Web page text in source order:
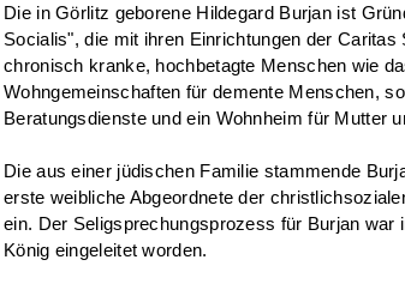
Die in Görlitz geborene Hildegard Burjan ist
Socialis", die mit ihren Einrichtungen der
chronisch kranke, hochbetagte Menschen wie
Wohngemeinschaften für demente Menschen,
Beratungsdienste und ein Wohnheim für Mutter
Die aus einer jüdischen Familie stammende
erste weibliche Abgeordnete der
ein. Der Seligsprechungsprozess für Burjan war
König eingeleitet worden.